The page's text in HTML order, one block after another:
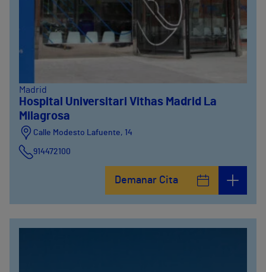
Madrid
Hospital Universitari Vithas Madrid La
Milagrosa
Calle Modesto Lafuente, 14
914472100
Demanar Cita